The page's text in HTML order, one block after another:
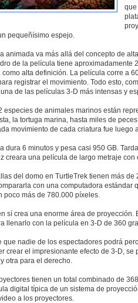
que
pequeñísimo espejo.
animada va más allá del concepto de
de la película tiene aproximadamente
como alta definición. La película corre a
registrar el movimiento. Todo esto,
de las películas 3-D más intensas y
especies de animales marinos están
la tortuga marina, hasta miles de
movimiento de cada criatura fue luego
dura 6 minutos y pesa casi 950 GB.
creara una película de largo metraje
del domo en TurtleTrek tienen más
con una computadora estándar
poco más de 780.000 píxeles.
sí crea una enorme área de
llenarlo con la película en 3-D de 360
que nadie de los espectadores podrá
crear el impresionante efecto de 3-D,
otra para el derecho.
tienen un total combinado de
digital típica de un sistema de
a los proyectores.